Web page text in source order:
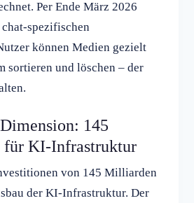
Per Ende März 2026
spezifischen
können Medien gezielt
sortieren und löschen – der
145
KI-Infrastruktur
von 145 Milliarden
der KI-Infrastruktur. Der